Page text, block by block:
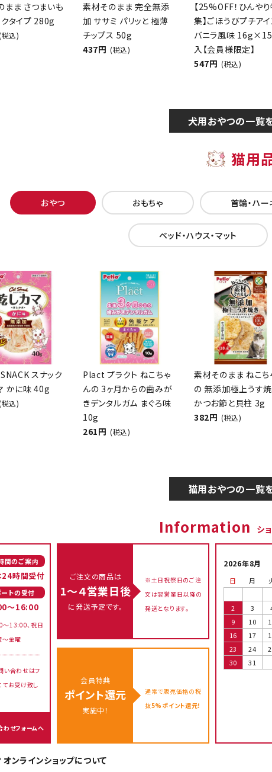
まま さつまいも
クタイプ 280g
込)
素材そのまま 完全無添
加 ササミ パリッと 極薄
チップス 50g
437円 (税込)
【25%OFF！ひんや
集】ごほうびプチア
バニラ風味
入【会員様限定】
547円 (税込)
犬用おやつの一覧
猫用
おやつ おもちゃ 首輪・ハー
ベッド・ハウス・マット
SNACK スナック
かに味 40g
込)
Plact プラクト ねこちゃ
んの 3ヶ月からの歯みが
きデンタルガム まぐろ味
10g
261円 (税込)
素材そのまま ねこち
の 無添加極上うす
かつお節と貝柱 3g
382円 (税込)
猫用おやつの一覧
Information シ
間のご案内
24時間受付
トの受付
～16:00
13:00、祝日
～金曜
い合わせはフ
てお受け致し
わせフォームへ
ご注文の商品は
1～４営業日後
に発送予定です。
※土日祝祭日のご注
文は翌営業日以降の
発送となります。
会員特典
ポイント還元
実施中！
通常で販売価格の税
抜5%ポイント還元！
2026年8月
日 月
2
3
9
10
16
17
23
24
30
31
ンラインショップについて